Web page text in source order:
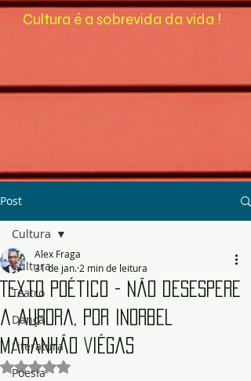
Cultura é a sobrevida da vida !
Post
Cultura
Teatro
Dança
Literatura
Poesia
Cultura
Texto Poético - Não desespere
a aurora, por Inorbel
Maranhão Viégas
Alex Fraga
31 de jan. 2 min de leitura
Avaliado com NaN de 5 estrelas.